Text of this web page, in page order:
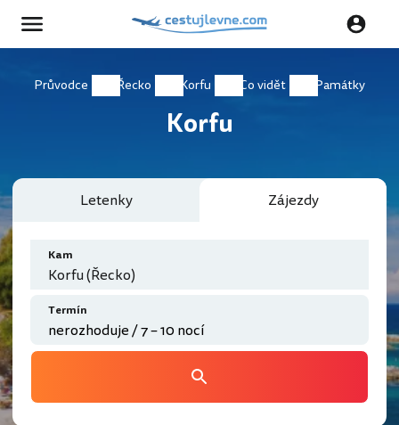
Průvodce Řecko Korfu Co vidět Památky
Korfu
Letenky Zájezdy
Kam
Korfu (Řecko)
Termín